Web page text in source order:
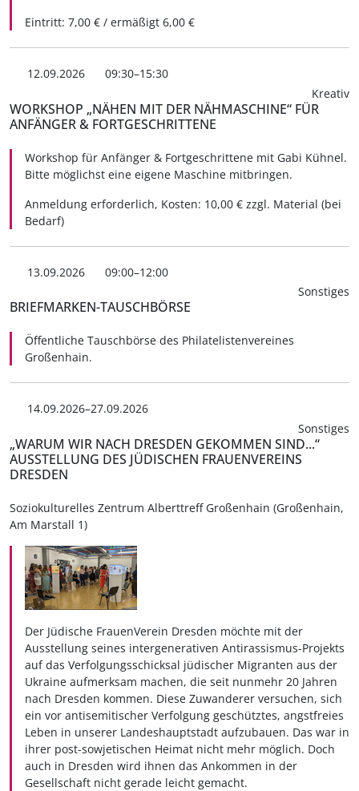
Eintritt: 7,00 € / ermäßigt 6,00 €
12.09.2026
09:30–15:30
Kreativ
WORKSHOP „NÄHEN MIT DER NÄHMASCHINE“ FÜR
ANFÄNGER & FORTGESCHRITTENE
Workshop für Anfänger & Fortgeschrittene mit Gabi Kühnel.
Bitte möglichst eine eigene Maschine mitbringen.
Anmeldung erforderlich, Kosten: 10,00 € zzgl. Material (bei
Bedarf)
13.09.2026
09:00–12:00
Sonstiges
BRIEFMARKEN-TAUSCHBÖRSE
Öffentliche Tauschbörse des Philatelistenvereines
Großenhain.
14.09.2026–27.09.2026
Sonstiges
„WARUM WIR NACH DRESDEN GEKOMMEN SIND...“
AUSSTELLUNG DES JÜDISCHEN FRAUENVEREINS
DRESDEN
Soziokulturelles Zentrum Alberttreff Großenhain (Großenhain,
Am Marstall 1)
Der Jüdische FrauenVerein Dresden möchte mit der
Ausstellung seines intergenerativen Antirassismus-Projekts
auf das Verfolgungsschicksal jüdischer Migranten aus der
Ukraine aufmerksam machen, die seit nunmehr 20 Jahren
nach Dresden kommen. Diese Zuwanderer versuchen, sich
ein vor antisemitischer Verfolgung geschütztes, angstfreies
Leben in unserer Landeshauptstadt aufzubauen. Das war in
ihrer post-sowjetischen Heimat nicht mehr möglich. Doch
auch in Dresden wird ihnen das Ankommen in der
Gesellschaft nicht gerade leicht gemacht.